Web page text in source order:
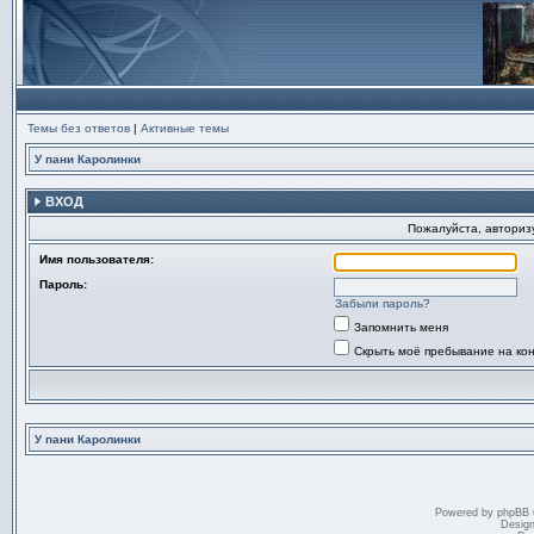
Темы без ответов | Активные темы
У пани Каролинки
ВХОД
Пожалуйста,
Имя пользователя:
Пароль:
Забыли пароль?
Запомнить меня
Скрыть моё пребывание на
У пани Каролинки
Powered by phpBB